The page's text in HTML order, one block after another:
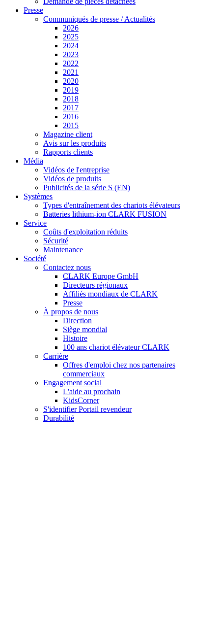
Presse
Communiqués de presse / Actualités
2026
2025
2024
2023
2022
2021
2020
2019
2018
2017
2016
2015
Magazine client
Avis sur les produits
Rapports clients
Média
Vidéos de l'entreprise
Vidéos de produits
Publicités de la série S (EN)
Systèmes
Types d'entraînement des chariots élévateurs
Batteries lithium-ion CLARK FUSION
Service
Coûts d'exploitation réduits
Sécurité
Maintenance
Société
Contactez nous
CLARK Europe GmbH
Directeurs régionaux
Affiliés mondiaux de CLARK
Presse
À propos de nous
Direction
Siège mondial
Histoire
100 ans chariot élévateur CLARK
Carrière
Offres d'emploi chez nos partenaires
commerciaux
Engagement social
L'aide au prochain
KidsCorner
S'identifier Portail revendeur
Durabilité